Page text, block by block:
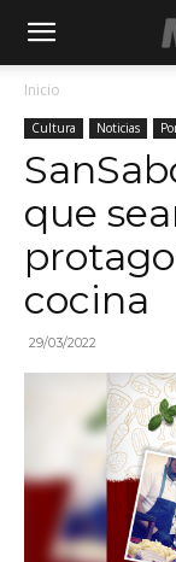
Inicio
Cultura Noticias
que
cocina
29/03/2022